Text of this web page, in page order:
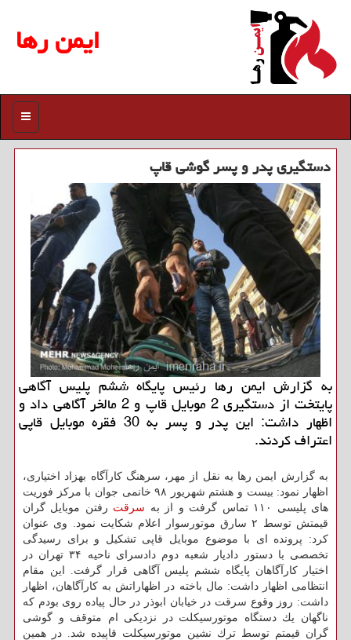
ایمن رها
منو
دستگیری پدر و پسر گوشی قاپ
به گزارش ایمن رها رئیس پایگاه ششم پلیس آگاهی
پایتخت از دستگیری 2 موبایل قاپ و 2 مالخر آگاهی داد و
اظهار داشت: این پدر و پسر به 30 فقره موبایل قاپی
اعتراف كردند.
به گزارش ایمن رها به نقل از مهر، سرهنگ كارآگاه بهزاد اختیاری،
اظهار نمود: بیست و هشتم شهریور ۹۸ خانمی جوان با مركز فوریت
های پلیسی ۱۱۰ تماس گرفت و از به
سرقت رفتن موبایل گران
قیمتش توسط ۲ سارق موتورسوار اعلام شكایت نمود. وی عنوان
كرد: پرونده ای با موضوع موبایل قاپی تشكیل و برای رسیدگی
تخصصی با دستور دادیار شعبه دوم دادسرای ناحیه ۳۴ تهران در
اختیار كارآگاهان پایگاه ششم پلیس آگاهی قرار گرفت. این مقام
انتظامی اظهار داشت: مال باخته در اظهاراتش به كارآگاهان، اظهار
داشت: روز وقوع سرقت در خیابان ابوذر در حال پیاده روی بودم كه
ناگهان یك دستگاه موتورسیكلت در نزدیكی ام متوقف و گوشی
گران قیمتم توسط ترك نشین موتورسیكلت قاپیده شد. در همین